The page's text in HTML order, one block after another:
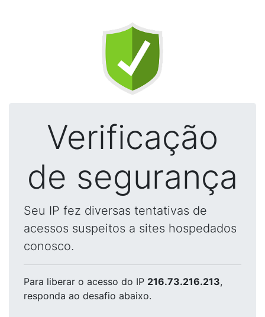
Verificação
de segurança
Seu IP fez diversas tentativas de
acessos suspeitos a sites hospedados
conosco.
Para liberar o acesso do IP 216.73.216.213,
responda ao desafio abaixo.